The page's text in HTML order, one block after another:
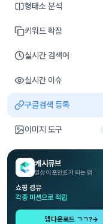
형태소 분석
키워드 확장
실시간 검색어
실시간 이슈
구글검색 등록
이미지 도구
캐시큐브
일상이 포인트가 되는 앱
쇼핑 경유
각종 미션으로 적립
앱다운로드 ㄱㄱ?→